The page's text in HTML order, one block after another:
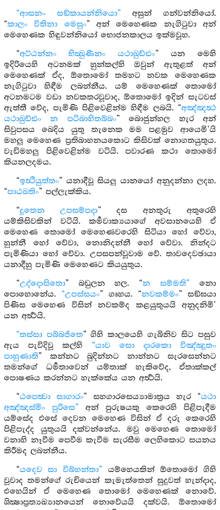
“ආසනං සඞ්කායන්නියො” අසුන් ගන්වන්නියෝ.
“කාලං විතිනා මෙසුං” අන් මෙහෙණක නැගිටුවා අන්
මෙහෙණක හිඳුවන්නියෝ භොජනකාලය ඉක්මවූහ.
“අට්ඨන්නං භික්‍ඛුණීනං යථාඛුඩ්ඪං” යන මෙහි
ඉදිරියෙහි අටනමක් හුන්කල්හි ඔවුන් ඇතුළත් අන්
මෙහෙණක් ඒද, ඕතොමෝ තමහට නවක මෙහෙණක
නැගිටුවා හිඳීම ලබන්නීය. යම් මෙහෙණක් තොමෝ
අටනමටම වඩා නවකතරවූවාද, ඕතොමෝ ඉදින් සැටවස්
ඇත්තී වේද, පැමිණි පිළිවෙළින්ම හිඳීම ලබයි. “අඤ්ඤත්‍ථ
යථාඛුඩ්ඪං න පටිබාහිතබ්බං” බොජුන්හල හැර අන්
සිවුපසය බෙදිය යුතු තැනෙක මම පළමුව ආයෙමි’යි
මහලු මෙහෙණ ප්‍රතිබාහනයකොට කිසිවක් නොගතයුතුය.
වැඩිමහලු පිළිවෙළින්ම වටියි. පවාරණ කථා තොමෝ
කියනලදමය.
“ඉත්‍ථියුත්තං” යනාදීවූ සියලු යානයෝ අනුදන්නා ලදහ.
“පාඨඛතිං” පල්ලැක්කිය.
“දූතෙන උපසම්පදා” දස අනතුරු අතුරෙහි
යම්කිසිවකින් වටියි. කර්‍මවාක්‍යයාගේ අවසානයෙහි ඒ
මෙහෙණ තොමෝ මෙහෙණවරෙහි සිටියා හෝ වේවා,
හුන්නී හෝ වේවා, නොනිදන්නී හෝ වේවා. නින්දට
පැමිණියා හෝ වේවා. උපසපන්වූවාම වේ. තාවදෙවඡායා
යනාදීහු පැමිණි මෙහෙණට කියයුතුය.
“උද්දොසිතො” බඩුලන හල. “න සම්මති” නො
පොහොනේය. “උපස්සයං” ගෘහය. “නවකම්මං” සඞ්ඝයා
පිණිස මෙහෙණ විසින් නවකම්ද කළයුතුයයි අනුදනිමි’
යන අර්‍ත්‍ථයි.
“තස්සා පබ්බජිතෙ” ගිහි කාලයෙහි ගැබිනිව සිට පසුව
ඇය පැවිදිවූ කල්හි “යාව සො දාරකො විඤ්ඤූතං
පාහුණාති” කන්නට බුදින්නට නාන්නට සැරසෙන්නට
තමන්ගේ ධර්‍මතාවෙන් යම්තාක් හැකිවේද, ඒතාක්කල්
පොෂණය කරන්නට හැක්කේය යන අර්‍ත්‍ථයි.
“ඨපෙත්‍වා සාගාරං” සහගාරසෙය්‍යාමාත්‍රය හැර “යථා
අඤ්ඤස්මිං පුරිසෙ” අන් පුරුෂයකු කෙරෙහි පිළිපැදීම
යම්සේද එසේ දෙවන මෙහෙණ විසින් ඒ දරු කෙරෙහි
පිළිපැද්ද යුතුයයි දක්වන්නේය. මවු මෙහෙණ තොමෝ
වනාහි නෑවීම පෙවීම කැවීම සැරසීම ලෙහිකොට සයනය
කිරීමද ලබන්නීය.
“යදෙව සා විබ්හන්තා” යම්හෙයකින් ඕතොමෝ ගිහි
වූවාද තමන්ගේ රුචියෙන් කැමැත්තෙන් සුදුවත් හැන්දාද,
එහෙයින් ඒ මෙහෙණ තොමෝ මෙහෙණක් නොවේ.
ශික්‍ෂාප්‍රත්‍යඛ්‍යානයෙන් නොවේයයි දක්වයි. ඕතොමෝ